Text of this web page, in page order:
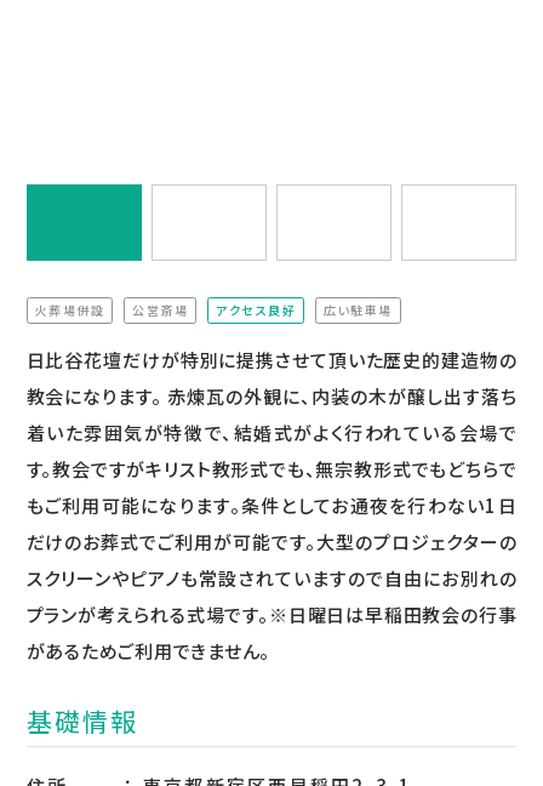
火葬場併設
（非該当）
公営斎場
（非該当）
アクセス良好 広い駐車場
（非該当）
日比谷花壇だけが特別に提携させて頂いた歴史的建造物の
教会になります。 赤煉瓦の外観に、内装の木が醸し出す落ち
着いた雰囲気が特徴で、結婚式がよく行われている会場で
す。教会ですがキリスト教形式でも、無宗教形式でもどちらで
もご利用可能になります。条件としてお通夜を行わない1日
だけのお葬式でご利用が可能です。大型のプロジェクターの
スクリーンやピアノも常設されていますので自由にお別れの
プランが考えられる式場です。※日曜日は早稲田教会の行事
があるためご利用できません。
基礎情報